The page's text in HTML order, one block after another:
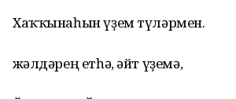
Хаҡҡынаһын үҙем түләрмен.
Әжәлдәрең етһә, әйт үҙемә,